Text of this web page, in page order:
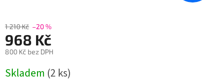
1 210 Kč –20 %
968 Kč
800 Kč bez DPH
cena:
Skladem (2 ks)